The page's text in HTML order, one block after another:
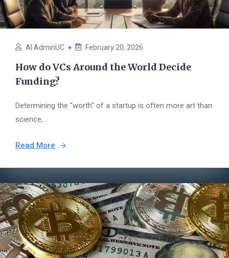
AI AdminUC February 20, 2026
How do VCs Around the World Decide
Funding?
Determining the "worth" of a startup is often more art than
science,...
Read More